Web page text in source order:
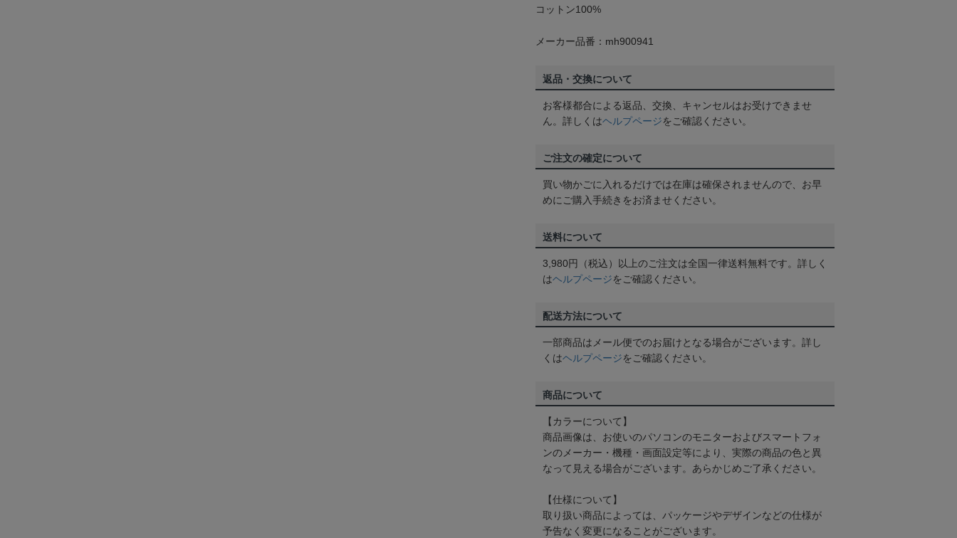
コットン100%
メーカー品番：mh900941
返品・交換について
お客様都合による返品、交換、キャンセルはお受けできませ
ん。詳しくはヘルプページをご確認ください。
ご注文の確定について
買い物かごに入れるだけでは在庫は確保されませんので、お早
めにご購入手続きをお済ませください。
送料について
3,980円（税込）以上のご注文は全国一律送料無料です。詳しく
はヘルプページをご確認ください。
配送方法について
一部商品はメール便でのお届けとなる場合がございます。詳し
くはヘルプページをご確認ください。
商品について
【カラーについて】
商品画像は、お使いのパソコンのモニターおよびスマートフォ
ンのメーカー・機種・画面設定等により、実際の商品の色と異
なって見える場合がございます。あらかじめご了承ください。
【仕様について】
取り扱い商品によっては、パッケージやデザインなどの仕様が
予告なく変更になることがございます。